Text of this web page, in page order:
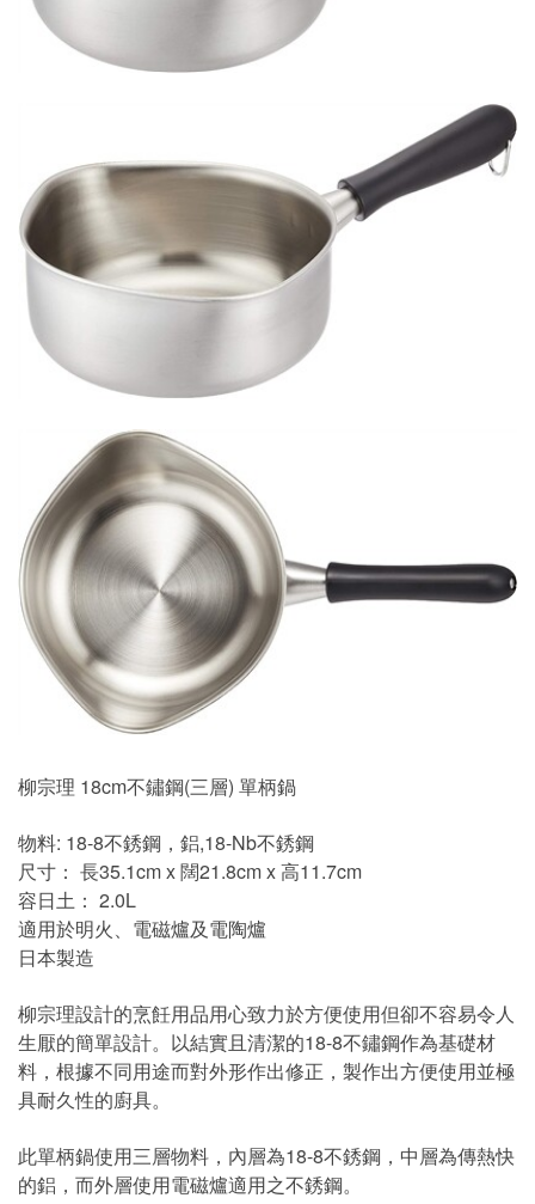
柳宗理 18cm不鏽鋼(三層) 單柄鍋
物料: 18-8不銹鋼，鋁,18-Nb不銹鋼
尺寸： 長35.1cm x 闊21.8cm x 高11.7cm
容日土： 2.0L
適用於明火、電磁爐及電陶爐
日本製造
柳宗理設計的烹飪用品用心致力於方便使用但卻不容易令人
生厭的簡單設計。以結實且清潔的18-8不鏽鋼作為基礎材
料，根據不同用途而對外形作出修正，製作出方便使用並極
具耐久性的廚具。
此單柄鍋使用三層物料，內層為18-8不銹鋼，中層為傳熱快
的鋁，而外層使用電磁爐適用之不銹鋼。